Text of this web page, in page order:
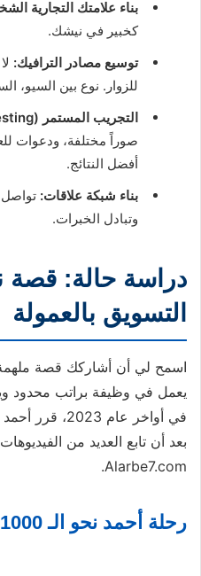
بناء علامتك التجارية
كخبير في نيشك.
توسيع مصادر الترافيك:
للزوار. نوع بين السيو،
التجريب المستمر (A/B Testing):
صوراً مختلفة، ودعوات
أفضل النتائج.
بناء شبكة علاقات:
وتبادل الخبرات.
دراسة حالة: قصة
التسويق بالعمولة
اسمح لي أن أشاركك قصة
يعمل في وظيفة براتب محدود
في أواخر عام 2023، قرر أحمد خوض غمار
بعد أن تابع العديد من
Alarbe7.com.
رحلة أحمد نحو الـ 1000$ شهرياً